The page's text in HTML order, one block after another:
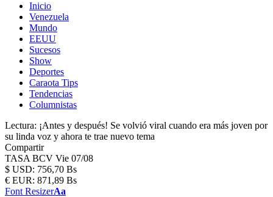
Inicio
Venezuela
Mundo
EEUU
Sucesos
Show
Deportes
Caraota Tips
Tendencias
Columnistas
Lectura: ¡Antes y después! Se volvió viral cuando era más joven por
su linda voz y ahora te trae nuevo tema
Compartir
TASA BCV Vie 07/08
$ USD: 756,70 Bs
€ EUR: 871,89 Bs
Font ResizerAa